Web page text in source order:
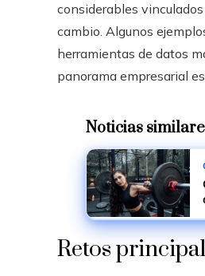
considerables
cambio. Algunos
herramientas de datos
panorama empresarial
Noticias
Retos